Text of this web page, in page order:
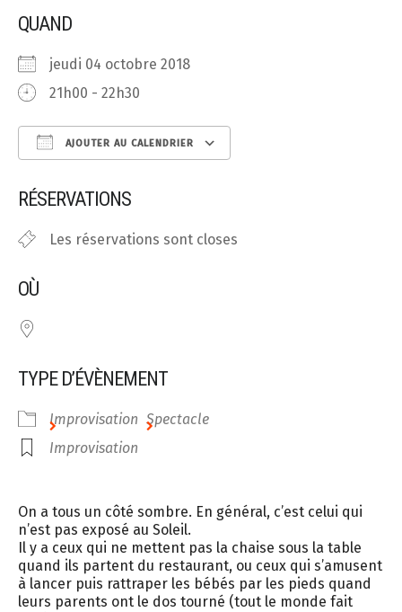
QUAND
jeudi 04 octobre 2018
21h00 - 22h30
AJOUTER AU CALENDRIER
RÉSERVATIONS
Les réservations sont closes
OÙ
TYPE D’ÉVÈNEMENT
Improvisation Spectacle
Improvisation
On a tous un côté sombre. En général, c’est celui qui
n’est pas exposé au Soleil.
Il y a ceux qui ne mettent pas la chaise sous la table
quand ils partent du restaurant, ou ceux qui s’amusent
à lancer puis rattraper les bébés par les pieds quand
leurs parents ont le dos tourné (tout le monde fait